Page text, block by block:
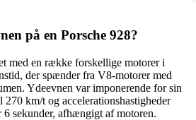
på en Porsche 928?
med en række forskellige motorer i
der spænder fra V8-motorer med
Ydeevnen var imponerende for sin
km/t og accelerationshastigheder
sekunder, afhængigt af motoren.